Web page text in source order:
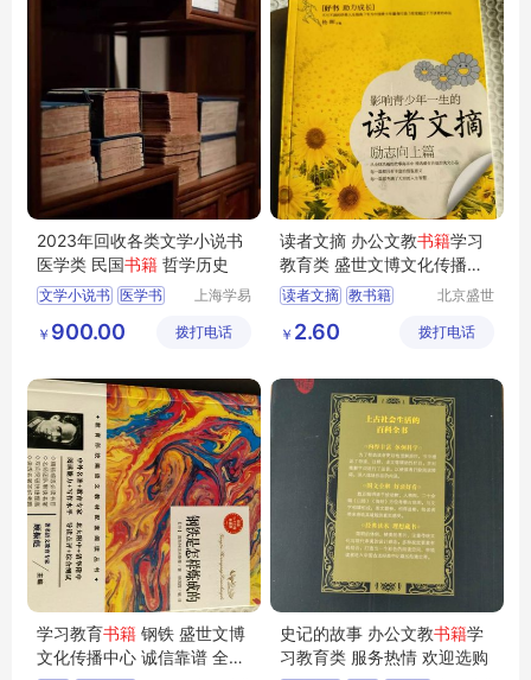
2023年回收各类文学小说书
医学类 民国书籍 哲学历史
文学小说书 医学书
历史书籍
上海学易
限公司
￥ 900.00 拨打电话
读者文摘 办公文教书籍学习
教育类 盛世文博文化传播中
心
读者文摘 教书籍
北京盛世
传播中心
￥ 2.60 拨打电话
学习教育书籍 钢铁 盛世文博
文化传播中心 诚信靠谱 全国
史记的故事 办公文教书籍学
习教育类 服务热情 欢迎选购